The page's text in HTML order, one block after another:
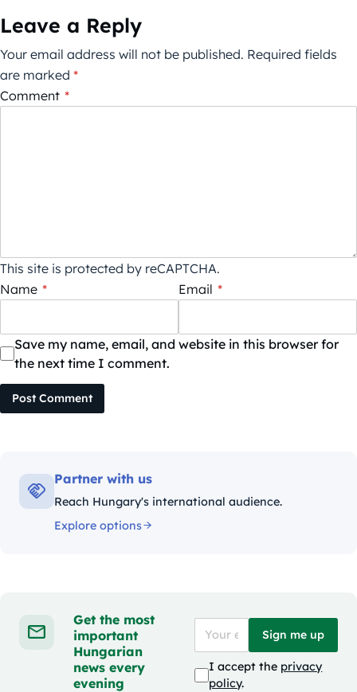
Leave a Reply
Your email address will not be published. Required fields
are marked *
Comment *
This site is protected by reCAPTCHA.
Name * Email *
Save my name, email, and website in this browser for
the next time I comment.
Post Comment
Partner with us
Reach Hungary's international audience.
Explore options
Get the most
important
Hungarian
news every
evening
Sign me up
I accept the privacy
policy.